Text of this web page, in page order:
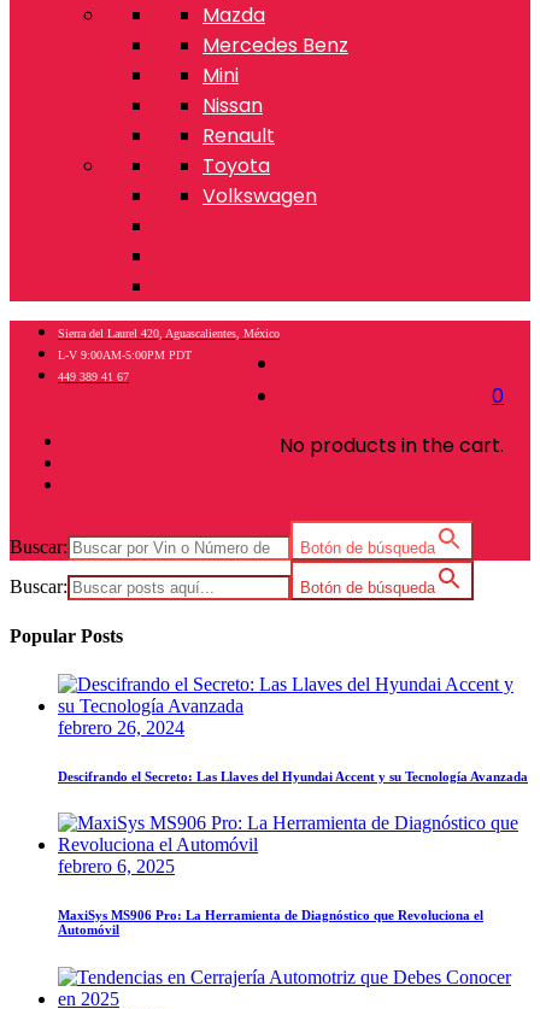
Mazda
Mercedes Benz
Mini
Nissan
Renault
Toyota
Volkswagen
0
No products in the cart.
Sierra del Laurel 420, Aguascalientes, México
L-V 9:00AM-5:00PM PDT
449 389 41 67
Buscar: Botón de búsqueda
Buscar: Botón de búsqueda
Popular Posts
febrero 26, 2024
Descifrando el Secreto: Las Llaves del Hyundai Accent y su Tecnología Avanzada
febrero 6, 2025
MaxiSys MS906 Pro: La Herramienta de Diagnóstico que Revoluciona el
Automóvil